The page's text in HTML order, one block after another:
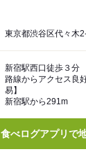
東京都渋谷区代々木
新宿駅西口徒歩３
路線からアクセス良
易】
新宿駅から291m
食べログアプリで